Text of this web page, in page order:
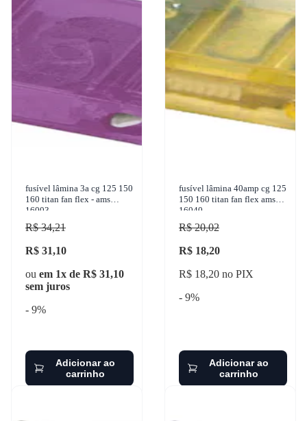
fusível lâmina 3a cg 125 150
160 titan fan flex - ams
16003
R$ 34,21
R$ 31,10
ou em 1x de R$ 31,10
sem juros
- 9%
Adicionar ao
carrinho
fusível lâmina 40amp cg 125
150 160 titan fan flex ams
16040
R$ 20,02
R$ 18,20
R$ 18,20 no PIX
- 9%
Adicionar ao
carrinho